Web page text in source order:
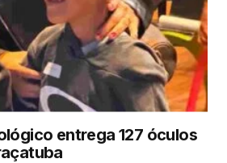
entrega 127 óculos